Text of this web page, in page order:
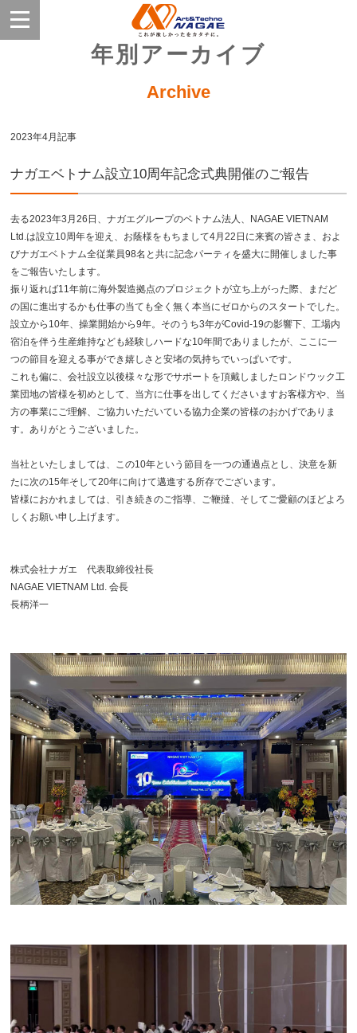
年別アーカイブ
Archive
2023年4月記事
ナガエベトナム設立10周年記念式典開催のご報告
去る2023年3月26日、ナガエグループのベトナム法人、NAGAE VIETNAM
Ltd.は設立10周年を迎え、お蔭様をもちまして4月22日に来賓の皆さま、およ
びナガエベトナム全従業員98名と共に記念パーティを盛大に開催しました事
をご報告いたします。
振り返れば11年前に海外製造拠点のプロジェクトが立ち上がった際、まだど
の国に進出するかも仕事の当ても全く無く本当にゼロからのスタートでした。
設立から10年、操業開始から9年。そのうち3年がCovid-19の影響下、工場内
宿泊を伴う生産維持なども経験しハードな10年間でありましたが、ここに一
つの節目を迎える事ができ嬉しさと安堵の気持ちでいっぱいです。
これも偏に、会社設立以後様々な形でサポートを頂戴しましたロンドウック工
業団地の皆様を初めとして、当方に仕事を出してくださいますお客様方や、当
方の事業にご理解、ご協力いただいている協力企業の皆様のおかげでありま
す。ありがとうございました。
当社といたしましては、この10年という節目を一つの通過点とし、決意を新
たに次の15年そして20年に向けて邁進する所存でございます。
皆様におかれましては、引き続きのご指導、ご鞭撻、そしてご愛顧のほどよろ
しくお願い申し上げます。
株式会社ナガエ 代表取締役社長
NAGAE VIETNAM Ltd. 会長
長柄洋一